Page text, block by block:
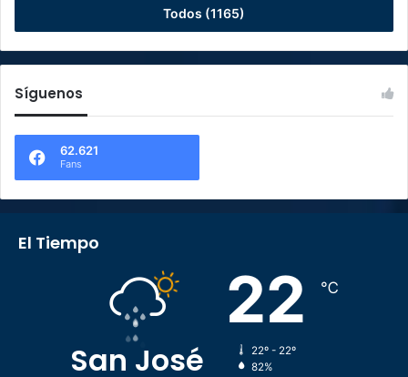
Todos (1165)
Síguenos
62.621
Fans
El Tiempo
San José
22 ℃
22º - 22º
82%